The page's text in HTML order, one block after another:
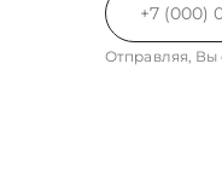
Отправляя, Вы